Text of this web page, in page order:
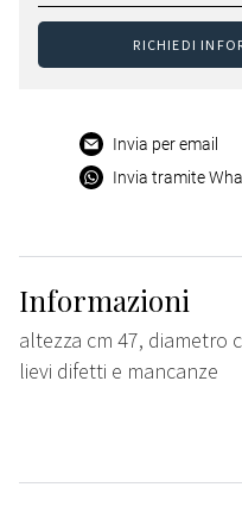
RICHIEDI
Invia per email
Invia tramite
Informazioni
altezza cm 47, diametro
lievi difetti e mancanze